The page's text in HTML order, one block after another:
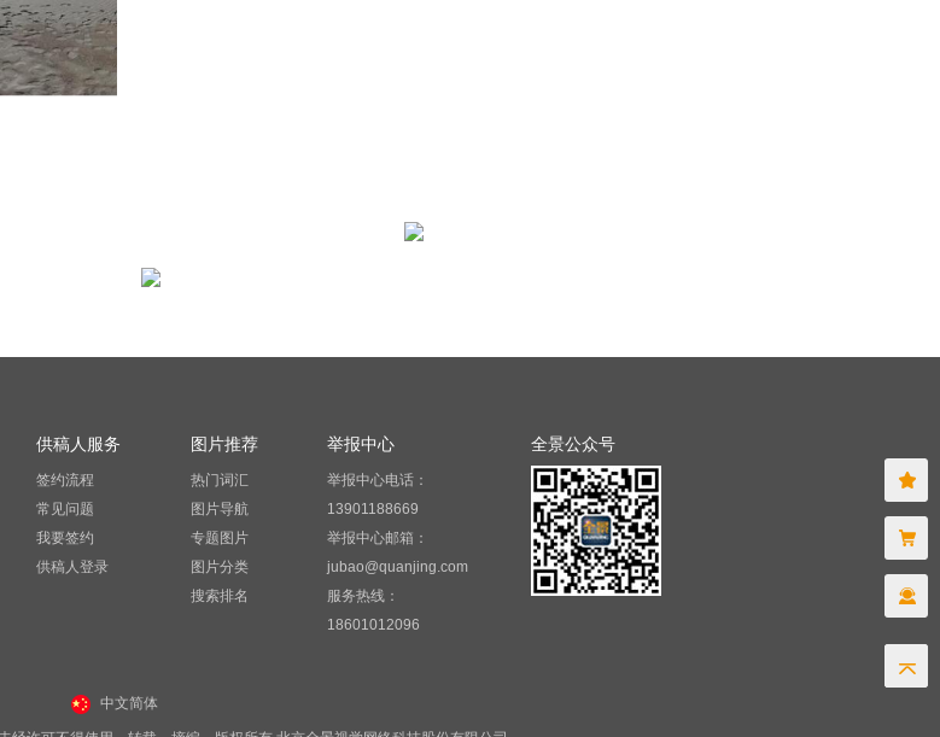
供稿人服务
签约流程
常见问题
我要签约
供稿人登录
图片推荐
热门词汇
图片导航
专题图片
图片分类
搜索排名
举报中心
举报中心电话：
13901188669
举报中心邮箱：
jubao@quanjing.com
服务热线：
18601012096
全景公众号
中文简体